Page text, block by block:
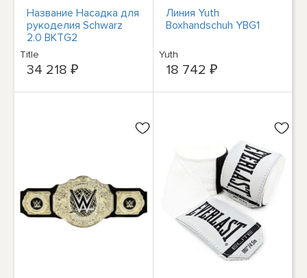
Название Насадка для
рукоделия Schwarz
2.0 BKTG2
Title
34 218 ₽
Линия Yuth
Boxhandschuh YBG1
Yuth
18 742 ₽